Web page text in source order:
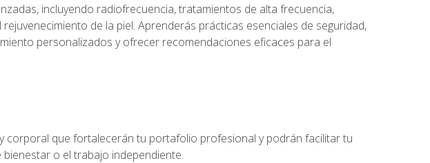
incluyendo radiofrecuencia, tratamientos de alta frecuencia,
de la piel. Aprenderás prácticas esenciales de seguridad,
personalizados y ofrecer recomendaciones eficaces para el
corporal que fortalecerán tu portafolio profesional y podrán facilitar tu
o el trabajo independiente.